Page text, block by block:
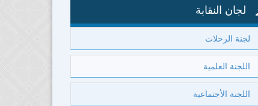
لجان النقابة
لجنة الرحلات
اللجنة العلمية
اللجنة الأجتماعية